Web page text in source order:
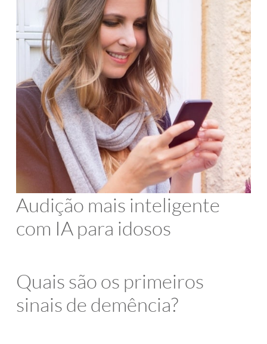
Audição mais inteligente
com IA para idosos
Quais são os primeiros
sinais de demência?